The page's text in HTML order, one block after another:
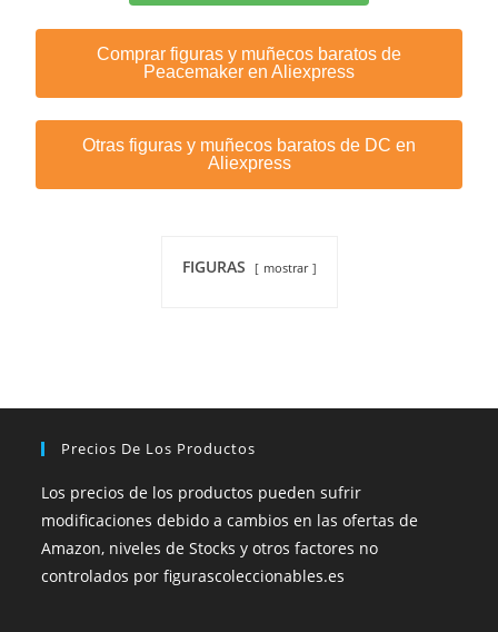
Comprar figuras y muñecos baratos de
Peacemaker en Aliexpress
Otras figuras y muñecos baratos de DC en
Aliexpress
FIGURAS mostrar
Precios De Los Productos
Los precios de los productos pueden sufrir
modificaciones debido a cambios en las ofertas de
Amazon, niveles de Stocks y otros factores no
controlados por figurascoleccionables.es